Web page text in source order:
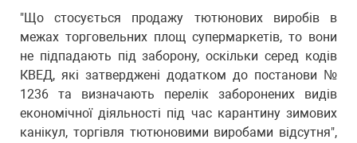
"Що стосується продажу тютюнових виробів в
межах торговельних площ супермаркетів, то вони
не підпадають під заборону, оскільки серед кодів
КВЕД, які затверджені додатком до постанови №
1236 та визначають перелік заборонених видів
економічної діяльності під час карантину зимових
канікул, торгівля тютюновими виробами відсутня",